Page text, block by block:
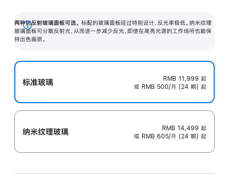
两种抗反射玻璃面板可选。 标配的玻璃面板经过特别设计，反光率极低。纳米纹理
玻璃面板可分散反射光，从而进一步减少反光，即使在高亮光源的工作场所也能保
持出色画质。
展
开
标准玻璃 RMB 11,999 起
或 RMB 500/月 (24 期) 起
纳米纹理玻璃 RMB 14,499 起
或 RMB 605/月 (24 期) 起